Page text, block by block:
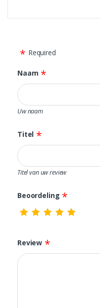
Required
Naam
Uw naam
Titel
Titel van uw review
Beoordeling
Review